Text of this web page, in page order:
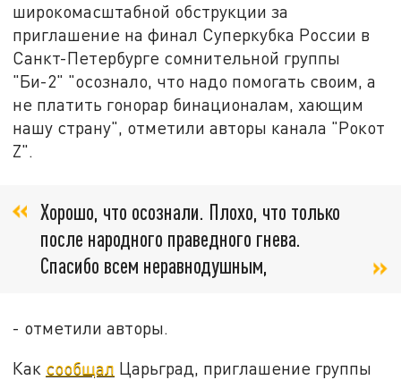
широкомасштабной обструкции за
приглашение на финал Суперкубка России в
Санкт-Петербурге сомнительной группы
"Би-2" "осознало, что надо помогать своим, а
не платить гонорар бинационалам, хающим
нашу страну", отметили авторы канала "Рокот
Z".
Хорошо, что осознали. Плохо, что только
после народного праведного гнева.
Спасибо всем неравнодушным,
- отметили авторы.
Как сообщал Царьград, приглашение группы